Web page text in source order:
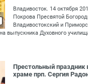
Владивосток. 14 октября
Покрова Пресвятой
Владивостокский и
выпускника Духовного
Престольный праздник
храме прп. Сергия